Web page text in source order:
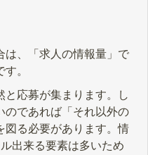
は、「求人の情報量」で
。
と応募が集まります。し
のであれば「それ以外の
図る必要があります。情
出来る要素は多いため